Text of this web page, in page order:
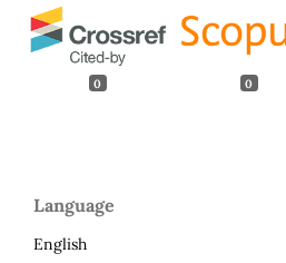
0 0
Language
English